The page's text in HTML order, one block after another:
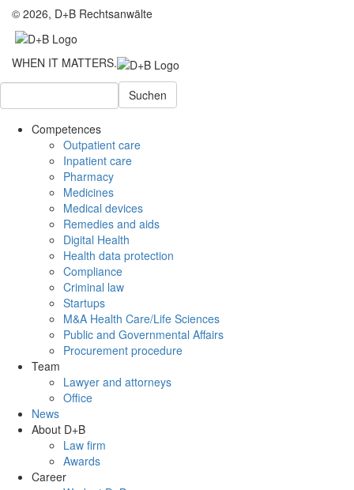
© 2026, D+B Rechtsanwälte
WHEN IT MATTERS.
Suchen
Competences
Outpatient care
Inpatient care
Pharmacy
Medicines
Medical devices
Remedies and aids
Digital Health
Health data protection
Compliance
Criminal law
Startups
M&A Health Care/Life Sciences
Public and Governmental Affairs
Procurement procedure
Team
Lawyer and attorneys
Office
News
About D+B
Law firm
Awards
Career